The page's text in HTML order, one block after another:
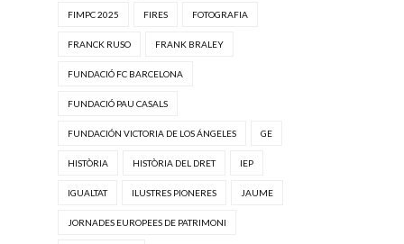
FIMPC 2025 FIRES FOTOGRAFIA
FRANCK RUSO FRANK BRALEY
FUNDACIÓ FC BARCELONA
FUNDACIÓ PAU CASALS
FUNDACIÓN VICTORIA DE LOS ÁNGELES GE
HISTÒRIA HISTÒRIA DEL DRET IEP
IGUALTAT ILUSTRES PIONERES JAUME
JORNADES EUROPEES DE PATRIMONI